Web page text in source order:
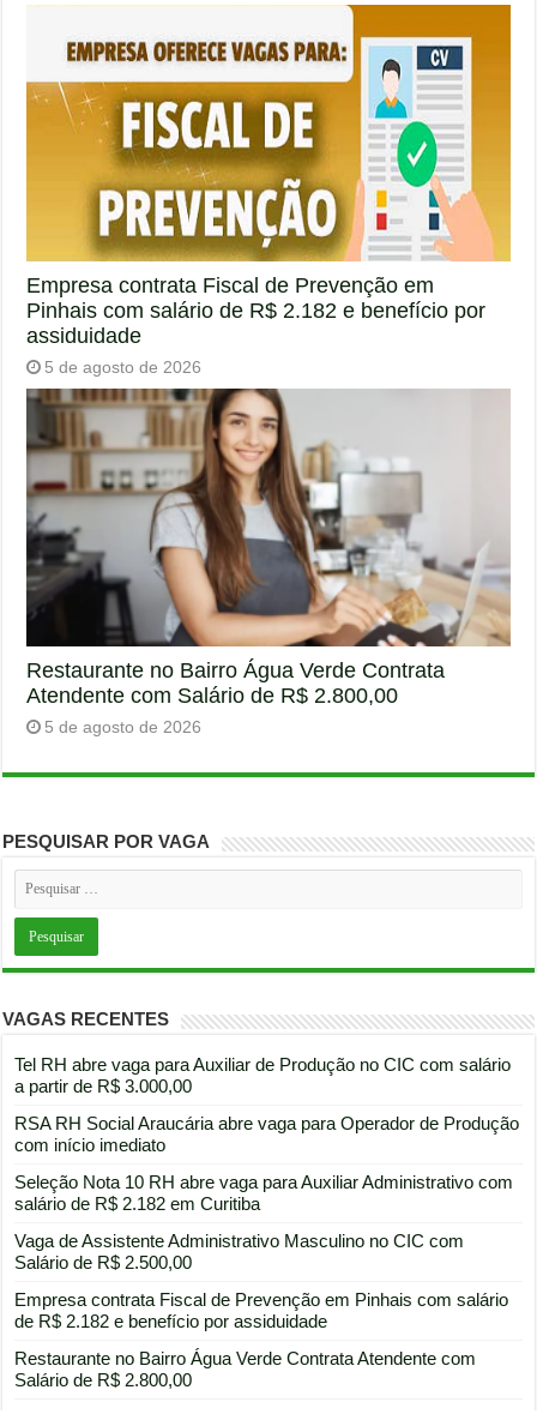
Empresa contrata Fiscal de Prevenção em
Pinhais com salário de R$ 2.182 e benefício por
assiduidade
5 de agosto de 2026
Restaurante no Bairro Água Verde Contrata
Atendente com Salário de R$ 2.800,00
5 de agosto de 2026
PESQUISAR POR VAGA
VAGAS RECENTES
Tel RH abre vaga para Auxiliar de Produção no CIC com salário
a partir de R$ 3.000,00
RSA RH Social Araucária abre vaga para Operador de Produção
com início imediato
Seleção Nota 10 RH abre vaga para Auxiliar Administrativo com
salário de R$ 2.182 em Curitiba
Vaga de Assistente Administrativo Masculino no CIC com
Salário de R$ 2.500,00
Empresa contrata Fiscal de Prevenção em Pinhais com salário
de R$ 2.182 e benefício por assiduidade
Restaurante no Bairro Água Verde Contrata Atendente com
Salário de R$ 2.800,00